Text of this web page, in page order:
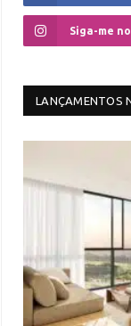
Siga-me
LANÇAMENTOS